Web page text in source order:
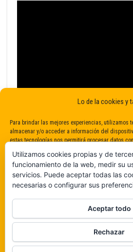
Lo de la cookies y
Para brindar las mejores experiencias, utilizamos
almacenar y/o acceder a información del
estas tecnologías nos permitirá procesar datos
consentimiento puede afectar negativamente a
funciones.
De ninguna
Veámos que hay
Utilizamos cookies propias y de
funcionamiento de la web, medir su
servicios. Puede aceptar todas las
necesarias o configurar sus
Aceptar todo
Rechazar